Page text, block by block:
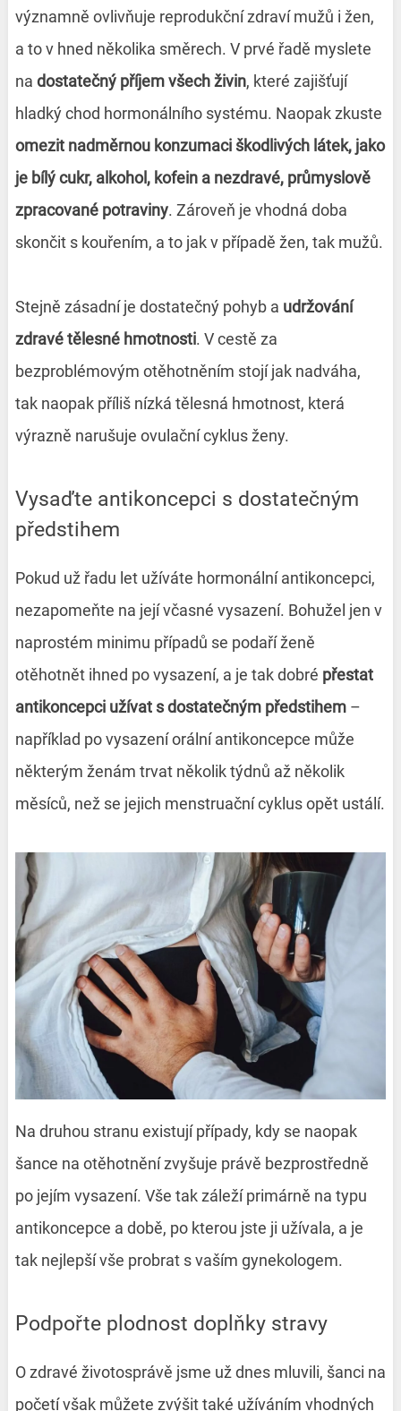
významně ovlivňuje reprodukční zdraví mužů i žen,
a to v hned několika směrech. V prvé řadě myslete
na dostatečný příjem všech živin, které zajišťují
hladký chod hormonálního systému. Naopak zkuste
omezit nadměrnou konzumaci škodlivých látek, jako
je bílý cukr, alkohol, kofein a nezdravé, průmyslově
zpracované potraviny. Zároveň je vhodná doba
skončit s kouřením, a to jak v případě žen, tak mužů.
Stejně zásadní je dostatečný pohyb a udržování
zdravé tělesné hmotnosti. V cestě za
bezproblémovým otěhotněním stojí jak nadváha,
tak naopak příliš nízká tělesná hmotnost, která
výrazně narušuje ovulační cyklus ženy.
Vysaďte antikoncepci s dostatečným
předstihem
Pokud už řadu let užíváte hormonální antikoncepci,
nezapomeňte na její včasné vysazení. Bohužel jen v
naprostém minimu případů se podaří ženě
otěhotnět ihned po vysazení, a je tak dobré přestat
antikoncepci užívat s dostatečným předstihem–
například po vysazení orální antikoncepce může
některým ženám trvat několik týdnů až několik
měsíců, než se jejich menstruační cyklus opět ustálí.
Na druhou stranu existují případy, kdy se naopak
šance na otěhotnění zvyšuje právě bezprostředně
po jejím vysazení. Vše tak záleží primárně na typu
antikoncepce a době, po kterou jste ji užívala, a je
tak nejlepší vše probrat s vaším gynekologem.
Podpořte plodnost doplňky stravy
O zdravé životosprávě jsme už dnes mluvili, šanci na
početí však můžete zvýšit také užíváním vhodných